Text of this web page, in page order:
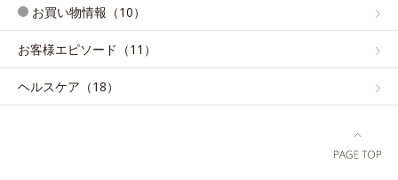
お買い物情報（10）
お客様エピソード（11）
ヘルスケア（18）